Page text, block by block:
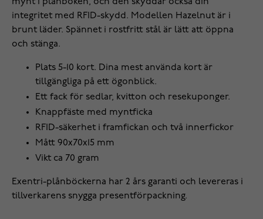
mynt i plånboken, och den skyddar också din
integritet med RFID-skydd. Modellen Hazelnut är i
brunt läder. Spännet i rostfritt stål är lätt att öppna
och stänga.
Plats 5-10 kort. Dina mest använda kort är
tillgängliga på ett ögonblick.
Ett fack för sedlar, kvitton och resekuponger.
Knappfäste med myntficka
RFID-säkerhet i framfickan och två innerfickor
Mått 90x70x15 mm
Vikt ca 70 gram
Exentri-plånböckerna har 2 års garanti och levereras i
tillverkarens snygga presentförpackning.